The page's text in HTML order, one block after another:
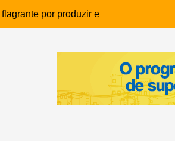
por produzir e
infantil em Eunápolis
morreu após ataque